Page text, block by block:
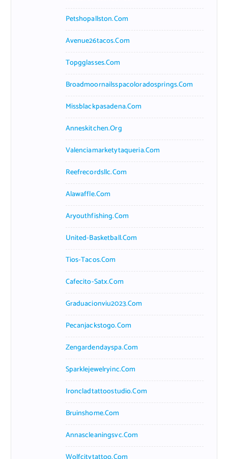
Petshopallston.com
Avenue26tacos.com
Topgglasses.com
Broadmoornailsspacoloradosprings.com
Missblackpasadena.com
Anneskitchen.org
Valenciamarketytaqueria.com
Reefrecordsllc.com
Alawaffle.com
Aryouthfishing.com
United-Basketball.com
Tios-Tacos.com
Cafecito-Satx.com
Graduacionviu2023.com
Pecanjackstogo.com
Zengardendayspa.com
Sparklejewelryinc.com
Ironcladtattoostudio.com
Bruinshome.com
Annascleaningsvc.com